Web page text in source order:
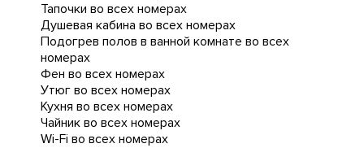
Тапочки во всех номерах
Душевая кабина во всех номерах
Подогрев полов в ванной комнате во всех
номерах
Фен во всех номерах
Утюг во всех номерах
Кухня во всех номерах
Чайник во всех номерах
Wi-Fi во всех номерах